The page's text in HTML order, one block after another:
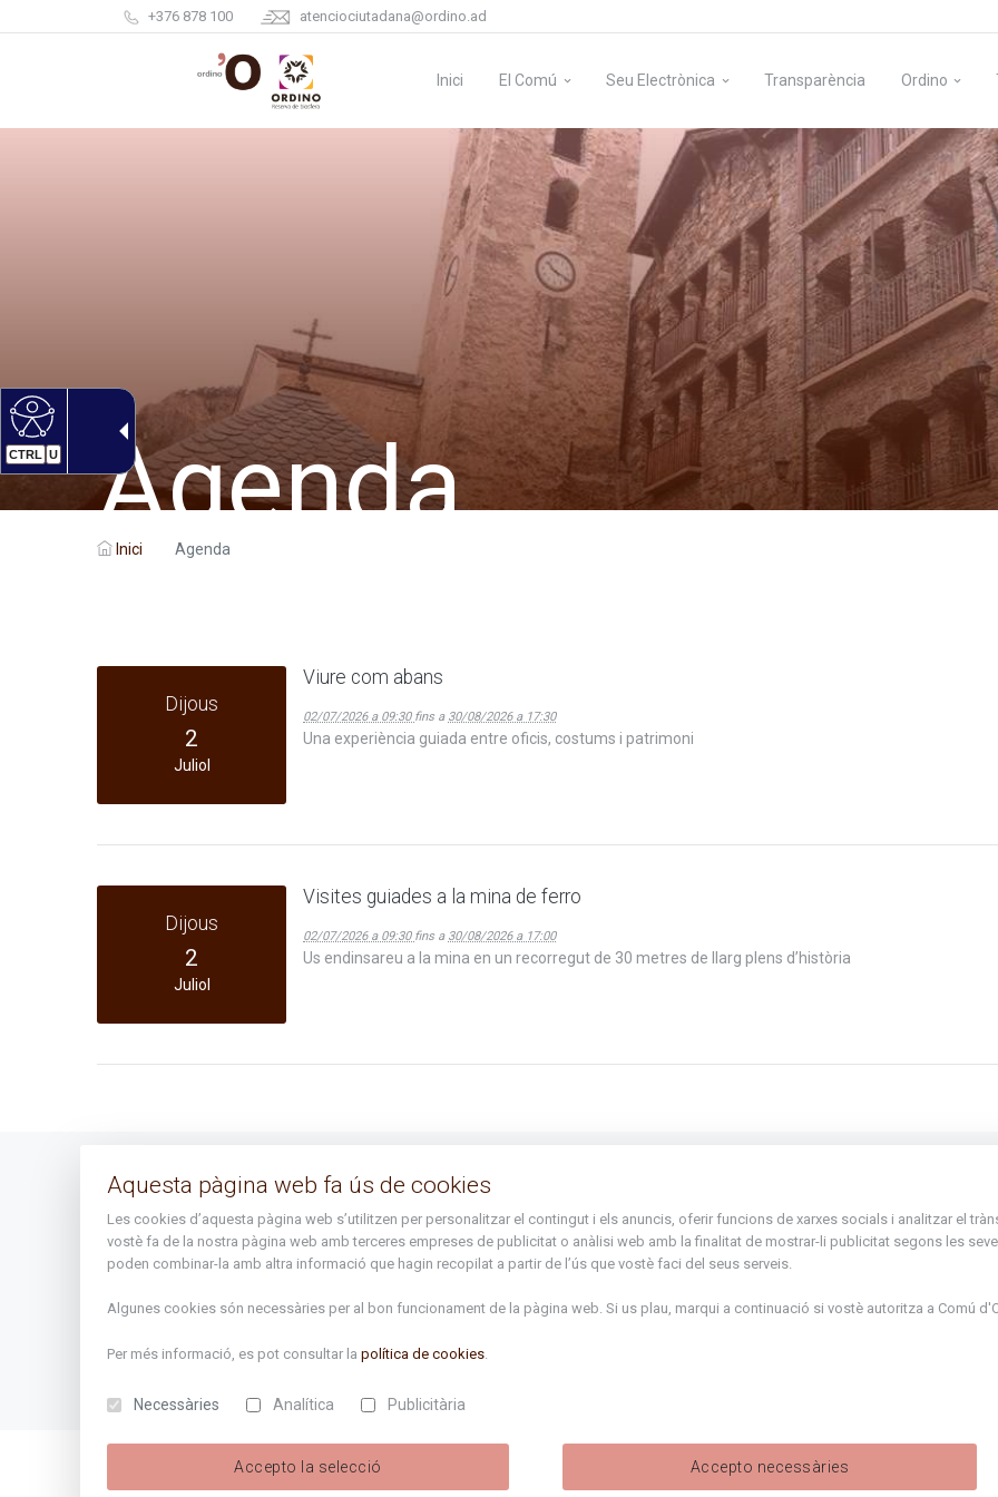
CTRL U
+376 878 100 atenciociutadana@ordino.ad
Inici El Comú Seu Electrònica Transparència Ordino
Agenda
Inici Agenda
Dijous
2
Juliol
Viure com abans
02/07/2026 a 09:30 fins a 30/08/2026 a 17:30
Una experiència guiada entre oficis, costums i patrimoni
Dijous
2
Juliol
Visites guiades a la mina de ferro
02/07/2026 a 09:30 fins a 30/08/2026 a 17:00
Us endinsareu a la mina en un recorregut de 30 metres de llarg plens d’història
Avís legal
Mapa del lloc atenciociutadana@ordino.ad
De Dl. a Dv. : de 8 a 16h (els divendres a
Aquesta pàgina web fa ús de cookies
Les cookies d’aquesta pàgina web s’utilitzen per personalitzar el contingut i els anuncis, oferir funcions de xarxes socials i analitzar el
vostè fa de la nostra pàgina web amb terceres empreses de publicitat o anàlisi web amb la finalitat de mostrar-li publicitat segons les
poden combinar-la amb altra informació que hagin recopilat a partir de l’ús que vostè faci del seus serveis.
Algunes cookies són necessàries per al bon funcionament de la pàgina web. Si us plau, marqui a continuació si vostè autoritza a Comú
Per més informació, es pot consultar la política de cookies.
Necessàries Analítica Publicitària
Accepto la selecció Accepto necessàries